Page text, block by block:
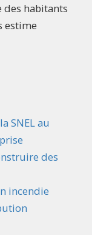
des habitants
estime
SNEL au
des
incendie